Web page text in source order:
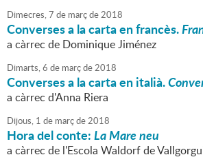
Dimecres,7 de marçde2018
Converses a la carta en francès.
a càrrec de Dominique Jiménez
Dimarts,6 de marçde2018
Converses a la carta en italià.
a càrrec d'Anna Riera
Dijous, 1 de marçde2018
Hora del conte:La Mare neu
a càrrec de l'Escola Waldorf de